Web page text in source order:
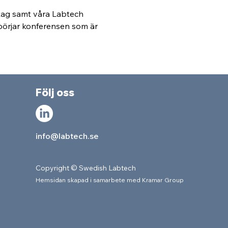
samt våra Labtech
konferensen som är
Följ oss
info@labtech.se
Copyright © Swedish Labtech
Hemsidan skapad i samarbete med Kramar Group